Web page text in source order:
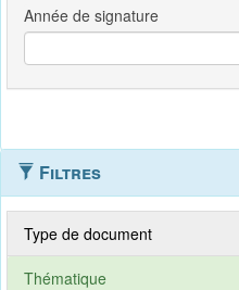
Filtres
Type de document
Thématique